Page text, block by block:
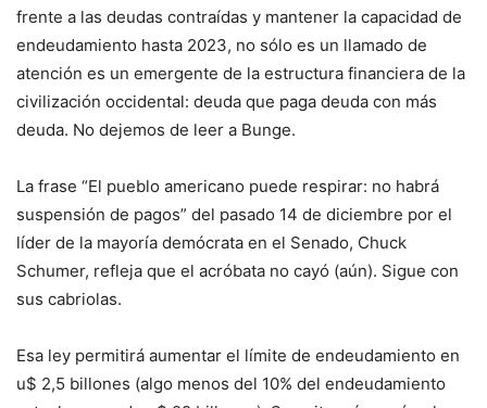
frente a las deudas contraídas y mantener la capacidad de
endeudamiento hasta 2023, no sólo es un llamado de
atención es un emergente de la estructura financiera de la
civilización occidental: deuda que paga deuda con más
deuda. No dejemos de leer a Bunge.
La frase “El pueblo americano puede respirar: no habrá
suspensión de pagos” del pasado 14 de diciembre por el
líder de la mayoría demócrata en el Senado, Chuck
Schumer, refleja que el acróbata no cayó (aún). Sigue con
sus cabriolas.
Esa ley permitirá aumentar el límite de endeudamiento en
u$ 2,5 billones (algo menos del 10% del endeudamiento